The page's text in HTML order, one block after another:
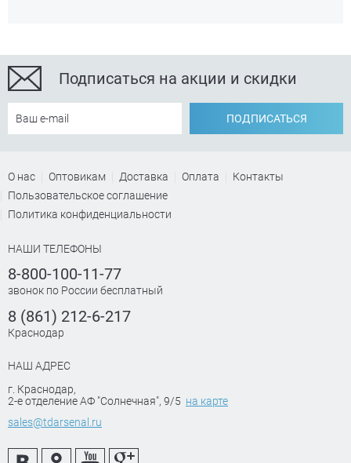
Подписаться на акции и скидки
ПОДПИСАТЬСЯ
О нас Оптовикам Доставка Оплата
Контакты
Пользовательское соглашение
Политика конфиденциальности
НАШИ ТЕЛЕФОНЫ
8-800-100-11-77
звонок по России бесплатный
8 (861) 212-6-217
Краснодар
НАШ АДРЕС
г. Краснодар,
2-е отделение АФ "Солнечная", 9/5 на карте
sales@tdarsenal.ru